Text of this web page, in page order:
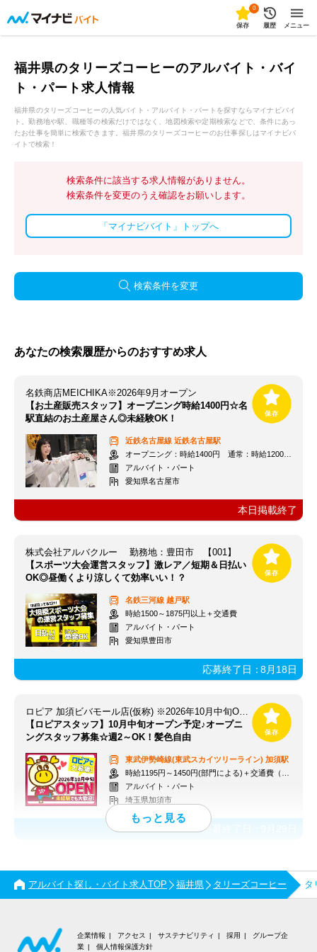
0
保存 履歴 メニュー
福井県のタリーズコーヒーのアルバイト・バイ
ト・パート求人情報
福井県のタリーズコーヒーの人気バイト・アルバイト・パートを探すならマイナビバイ
ト。勤務地や駅、職種等の検索だけではなく、地図検索や定期検索などで、条件にあっ
たお仕事を簡単に検索できます。福井県のタリーズコーヒーのお仕事探しはマイナビバ
イトで検索！
検索条件に該当する求人情報がありません。
検索条件を変更のうえ確認をお願いします。
「マイナビバイト」トップへ
検索条件を変更
あなたの検索履歴からのおすすめ求人
名鉄商店MEICHIKA※2026年9月オープン
【お土産販売スタッフ】オープニング時給1400円☆名
駅直結のお土産屋さん◎未経験OK！
近鉄名古屋線 近鉄名古屋駅
オープニング：時給1400円 通常：時給1200円～＋交通費全額支給
アルバイト・パート
愛知県名古屋市
本日掲載終了
株式会社アルバクルー 勤務地：豊田市 【001】
【スポーツ大会運営スタッフ】激レア／短期＆日払い
OK◎昼働くより涼しくて効率いい！？
名鉄三河線 越戸駅
時給1500～1875円以上＋交通費
アルバイト・パート
愛知県豊田市
応募終了日：8月18日
ロピア 加須ビバモール店(仮称) ※2026年10月中旬OPEN予定
【ロピアスタッフ】10月中旬オープン予定♪オープニ
ングスタッフ募集☆週2～OK！髪色自由
東武伊勢崎線(東武スカイツリーライン) 加須駅
時給1195円～1450円(部門による)＋交通費（社内規定）
アルバイト・パート
埼玉県加須市
応募終了日：
アルバイト探し・バイト求人TOP 福井県 タリーズコーヒー タ
企業情報 アクセス サステナビリティ 採用
グループ企
業
個人情報保護方針